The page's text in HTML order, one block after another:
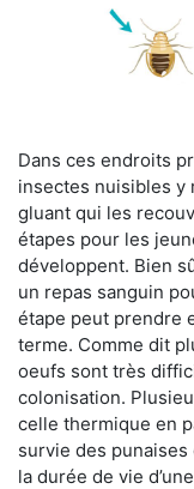
Dans ces endroits
insectes nuisibles y
gluant qui les
étapes pour les
développent. Bien
un repas sanguin
étape peut prendre
terme. Comme dit
oeufs sont très
colonisation.
celle thermique en
survie des punaises
la durée de vie